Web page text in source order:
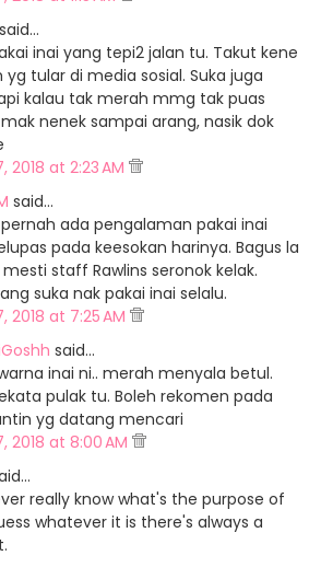
said…
inai yang tepi2 jalan tu. Takut kene
tular di media sosial. Suka juga
kalau tak merah mmg tak puas
nenek sampai arang, nasik dok
at 2:23 AM
said…
ada pengalaman pakai inai
pada keesokan harinya. Bagus la
staff Rawlins seronok kelak.
suka nak pakai inai selalu.
at 7:25 AM
said…
inai ni.. merah menyala betul.
pulak tu. Boleh rekomen pada
yg datang mencari
2018 at 8:00 AM
really know what's the purpose of
whatever it is there's always a